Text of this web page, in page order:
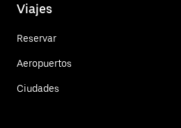
Viajes
Reservar
Aeropuertos
Ciudades